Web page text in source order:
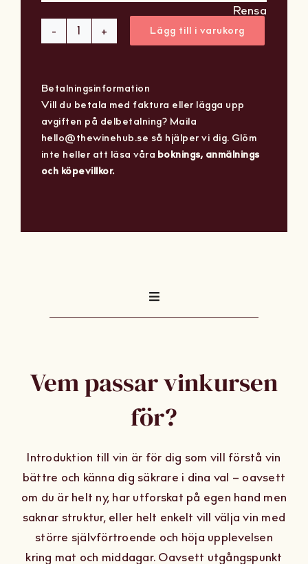
Rensa
Introduktion
-
dag
Göteborg
mängd
Lägg till i varukorg
Betalningsinformation
Vill du betala med faktura eller lägga upp
avgiften på delbetalning? Maila
hello@thewinehub.se så hjälper vi dig. Glöm
inte heller att läsa våra boknings, anmälnings
och köpevillkor.
Toggle
Navigation
Kursdatum
Du lär dig om
Så går kursen till
Ingår
Tidigare deltagare
Vem passar vinkursen
för?
Introduktion till vin är för dig som vill förstå vin
bättre och känna dig säkrare i dina val – oavsett
om du är helt ny, har utforskat på egen hand men
saknar struktur, eller helt enkelt vill välja vin med
större självförtroende och höja upplevelsen
kring mat och middagar. Oavsett utgångspunkt